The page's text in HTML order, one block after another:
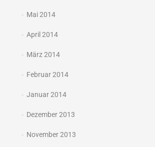
Mai 2014
April 2014
März 2014
Februar 2014
Januar 2014
Dezember 2013
November 2013